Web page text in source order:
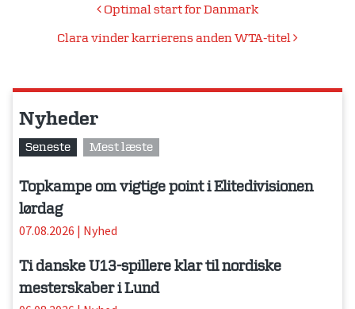
IndlægsnavigationOptimal start for Danmark
Clara vinder karrierens anden WTA-titel
Nyheder
Seneste Mest læste
Topkampe om vigtige point i Elitedivisionen
lørdag
07.08.2026 | Nyhed
Ti danske U13-spillere klar til nordiske
mesterskaber i Lund